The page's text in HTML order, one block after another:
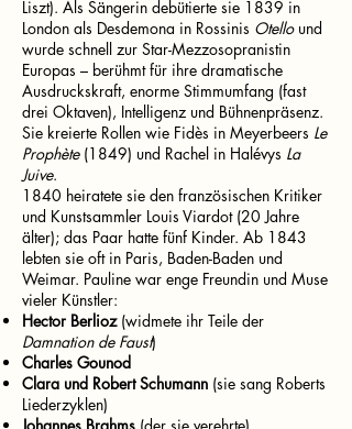
Liszt). Als Sängerin debütierte sie 1839 in
London als Desdemona in Rossinis Otellound
wurde schnell zur Star-Mezzosopranistin
Europas – berühmt für ihre dramatische
Ausdruckskraft, enorme Stimmumfang (fast
drei Oktaven), Intelligenz und Bühnenpräsenz.
Sie kreierte Rollen wie Fidès in Meyerbeers Le
Prophète(1849) und Rachel in Halévys La
Juive.
1840 heiratete sie den französischen Kritiker
und Kunstsammler Louis Viardot (20 Jahre
älter); das Paar hatte fünf Kinder. Ab 1843
lebten sie oft in Paris, Baden-Baden und
Weimar. Pauline war enge Freundin und Muse
vieler Künstler:
Hector Berlioz(widmete ihr Teile der
Damnation de Faust)
Charles Gounod
Clara und Robert Schumann (sie sang Roberts
Liederzyklen)